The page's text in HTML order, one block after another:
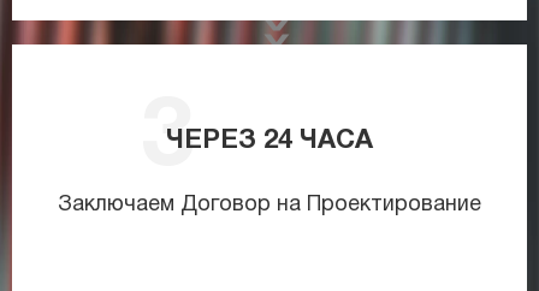
ЧЕРЕЗ 24 ЧАСА
Заключаем Договор на Проектирование